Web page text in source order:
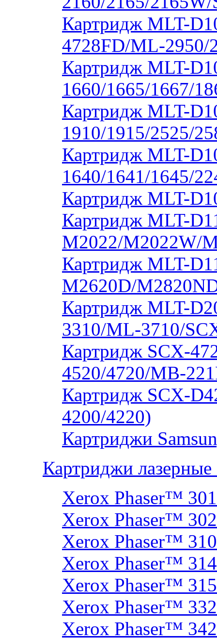
Картридж MLT-
4728FD/ML-2950/
Картридж MLT-
1660/1665/1667/
Картридж MLT-
1910/1915/2525/
Картридж MLT-
1640/1641/1645/
Картридж MLT-
Картридж MLT-
M2022/M2022W/
Картридж MLT-
M2620D/
Картридж MLT-
3310/ML-3710/
Картридж SCX-
4520/4720/MB-
Картридж SCX-
4200/4220)
Картриджи
Картриджи
Xerox Phaser™
Xerox Phaser™
Xerox Phaser™
Xerox Phaser™
Xerox Phaser™
Xerox Phaser™
Xerox Phaser™